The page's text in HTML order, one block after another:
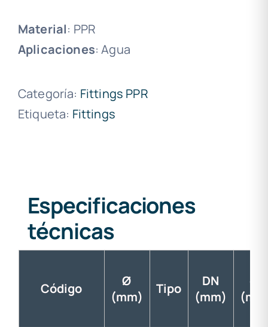
Material: PPR
Aplicaciones: Agua
Categoría: Fittings PPR
Etiqueta: Fittings
Especificaciones
técnicas
Código
Ø
(mm)
Tipo
DN
(mm)
d1